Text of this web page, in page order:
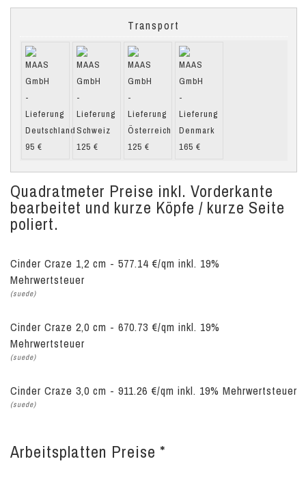
Transport
Quadratmeter Preise inkl. Vorderkante
bearbeitet und kurze Köpfe / kurze Seite
poliert.
Cinder Craze 1,2 cm - 577.14 €/qm inkl. 19%
Mehrwertsteuer
(suede)
Cinder Craze 2,0 cm - 670.73 €/qm inkl. 19%
Mehrwertsteuer
(suede)
Cinder Craze 3,0 cm - 911.26 €/qm inkl. 19% Mehrwertsteuer
(suede)
Arbeitsplatten Preise *